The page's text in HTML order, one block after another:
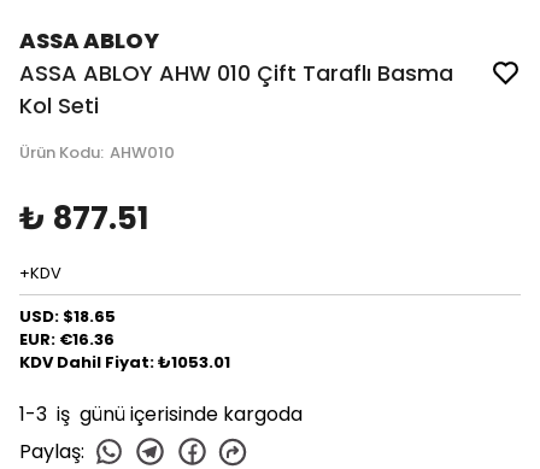
ASSA ABLOY
ASSA ABLOY AHW 010 Çift Taraflı Basma
Kol Seti
Ürün Kodu: AHW010
₺ 877.51
+KDV
USD: $18.65
EUR: €16.36
KDV Dahil Fiyat: ₺1053.01
1-3 iş günü içerisinde kargoda
Paylaş: